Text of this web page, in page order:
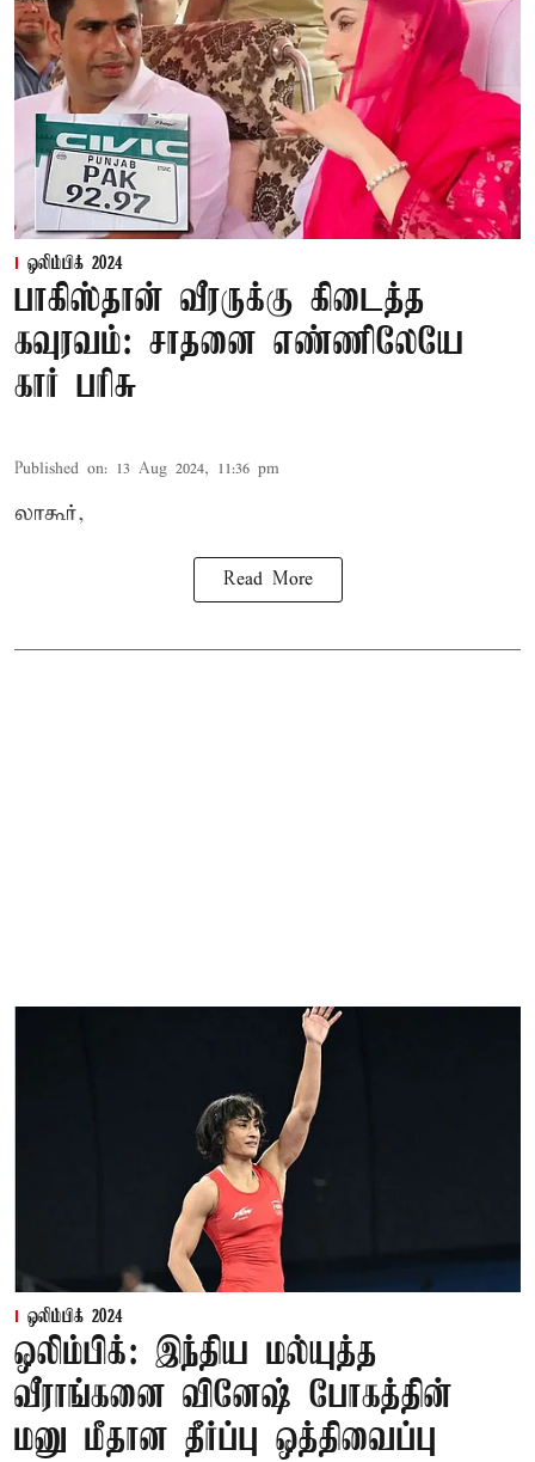
ஒலிம்பிக் 2024
பாகிஸ்தான் வீரருக்கு கிடைத்த
கவுரவம்: சாதனை எண்ணிலேயே
கார் பரிசு
Published on: 13 Aug 2024, 11:36 pm
லாகூர்,
Read More
ஒலிம்பிக் 2024
ஒலிம்பிக்: இந்திய மல்யுத்த
வீராங்கனை வினேஷ் போகத்தின்
மனு மீதான தீர்ப்பு ஒத்திவைப்பு